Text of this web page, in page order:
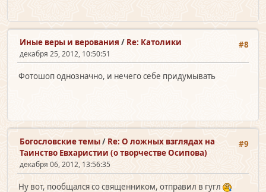
#8
Иные веры и верования / Re: Католики
декабря 25, 2012, 10:50:51
Фотошоп однозначно, и нечего себе придумывать
#9
Богословские темы/ Re: О ложных взглядах на
Таинство Евхаристии (о творчестве Осипова)
декабря 06, 2012, 13:56:35
Ну вот, пообщался со священником, отправил в гугл